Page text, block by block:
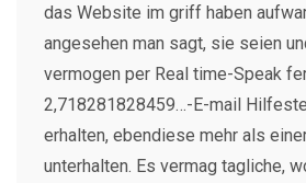
das Website im griff haben
angesehen man sagt, sie seien
vermogen per Real time-Speak
2,718281828459…-E-mail
erhalten, ebendiese mehr als
unterhalten. Es vermag tagliche,